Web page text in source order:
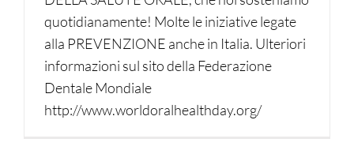
quotidianamente! Molte le iniziative legate
alla PREVENZIONE anche in Italia. Ulteriori
informazioni sul sito della Federazione
Dentale Mondiale
http://www.worldoralhealthday.org/